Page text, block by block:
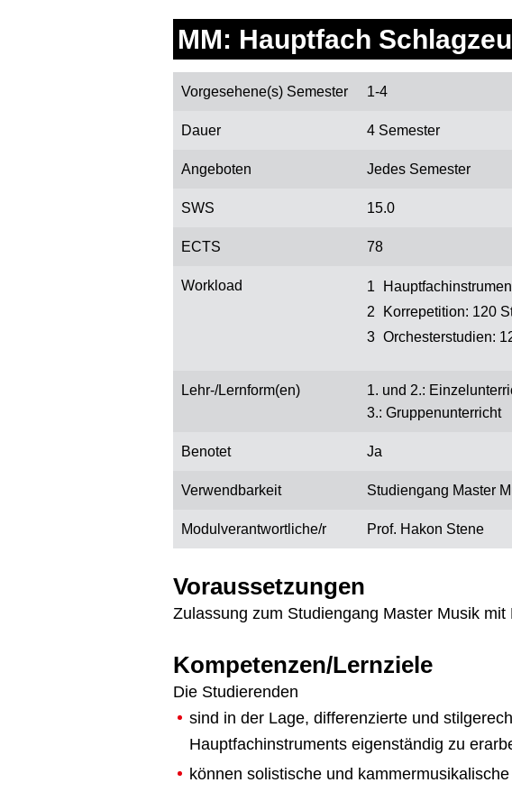
MM: Hauptfach
Vorgesehene(s) Semester 1-4
Dauer 4 Semester
Angeboten Jedes Semester
SWS 15.0
ECTS 78
Workload
Korrepetition: 120
Orchesterstudien:
Lehr-/Lernform(en)
1. und 2.:
3.: Gruppenunterricht
Benotet Ja
Verwendbarkeit Studiengang Master
Modulverantwortliche/r Prof. Hakon Stene
Voraussetzungen
Zulassung zum Studiengang Master Musik mit
Kompetenzen/Lernziele
Die Studierenden
sind in der Lage, differenzierte und
Hauptfachinstruments eigenständig zu
können solistische und